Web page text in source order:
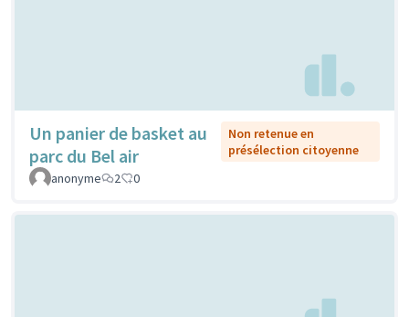
Un panier de basket au
parc du Bel air
Non retenue en
présélection citoyenne
anonyme
2 0